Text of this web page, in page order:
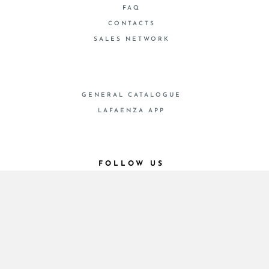
FAQ
CONTACTS
SALES NETWORK
GENERAL CATALOGUE
LAFAENZA APP
FOLLOW US